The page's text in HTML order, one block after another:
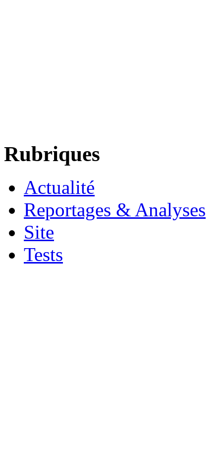
Rubriques
Actualité
Reportages & Analyses
Site
Tests